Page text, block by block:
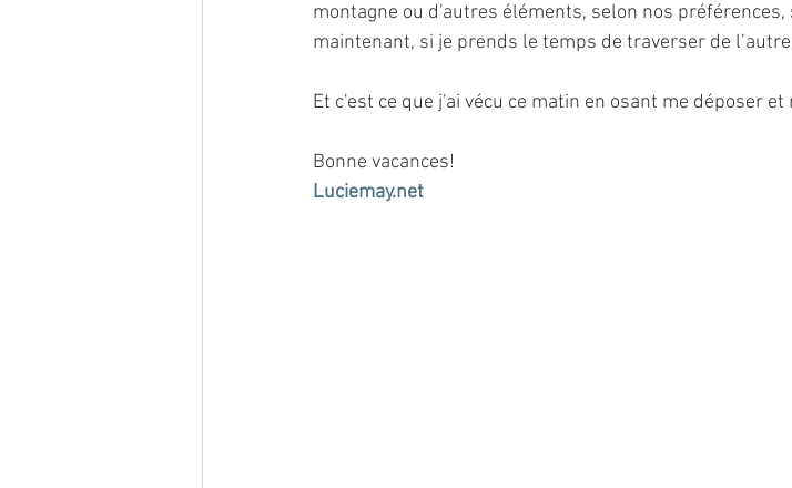
montagne ou d'autres éléments, selon nos préférences,
maintenant, si je prends le temps de traverser de
Et c'est ce que j'ai vécu ce matin en osant me déposer
Bonne vacances!
Luciemay.net